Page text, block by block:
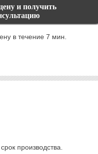
в течение 7 мин.
производства.